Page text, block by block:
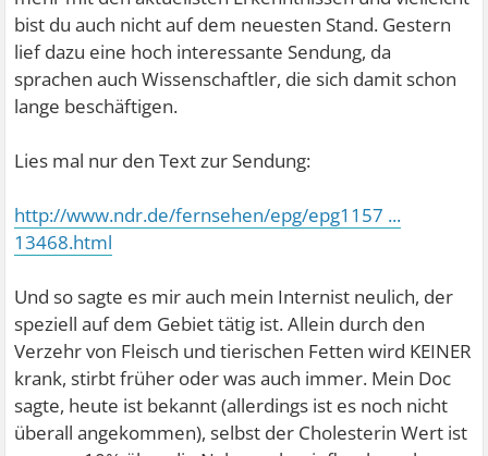
bist du auch nicht auf dem neuesten Stand. Gestern
lief dazu eine hoch interessante Sendung, da
sprachen auch Wissenschaftler, die sich damit schon
lange beschäftigen.
Lies mal nur den Text zur Sendung:
http://www.ndr.de/fernsehen/epg/epg1157 ...
13468.html
Und so sagte es mir auch mein Internist neulich, der
speziell auf dem Gebiet tätig ist. Allein durch den
Verzehr von Fleisch und tierischen Fetten wird KEINER
krank, stirbt früher oder was auch immer. Mein Doc
sagte, heute ist bekannt (allerdings ist es noch nicht
überall angekommen), selbst der Cholesterin Wert ist